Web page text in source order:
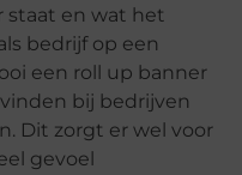
staat en wat het
bedrijf op een
een roll up banner
bij bedrijven
Dit zorgt er wel voor
gevoel